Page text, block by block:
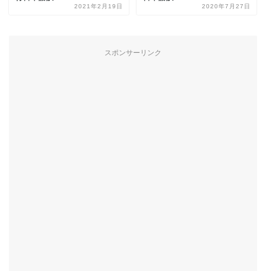
2021年2月19日 2020年7月27日
スポンサーリンク